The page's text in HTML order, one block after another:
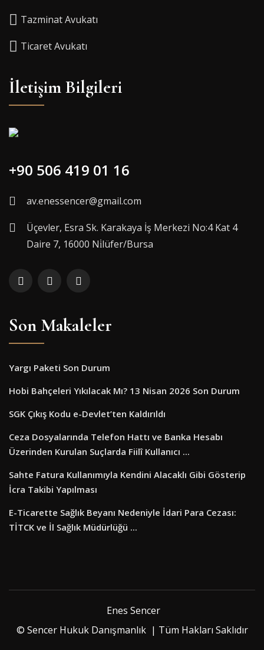
Tazminat Avukatı
Ticaret Avukatı
İletişim Bilgileri
+90 506 419 01 16
av.enessencer@gmail.com
Üçevler, Esra Sk. Karakaya İş Merkezi No:4 Kat 4
Daire 7, 16000 Ni̇lüfer/Bursa
Son Makaleler
Yargı Paketi Son Durum
Hobi Bahçeleri Yıkılacak Mı? 13 Nisan 2026 Son Durum
SGK Çıkış Kodu e-Devlet’ten Kaldırıldı
Ceza Dosyalarında Telefon Hattı ve Banka Hesabı
Üzerinden Kurulan Suçlarda Fiilî Kullanıcı ...
Sahte Fatura Kullanımıyla Kendini Alacaklı Gibi Gösterip
İcra Takibi Yapılması
E-Ticarette Sağlık Beyanı Nedeniyle İdari Para Cezası:
TİTCK ve İl Sağlık Müdürlüğü ...
Enes Sencer
© Sencer Hukuk Danışmanlık | Tüm Hakları Saklıdır